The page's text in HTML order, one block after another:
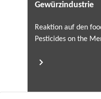
Gewürzindustrie
Reaktion auf den
Pesticides on the